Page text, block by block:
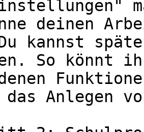
kannst
So könnt
Anlegen